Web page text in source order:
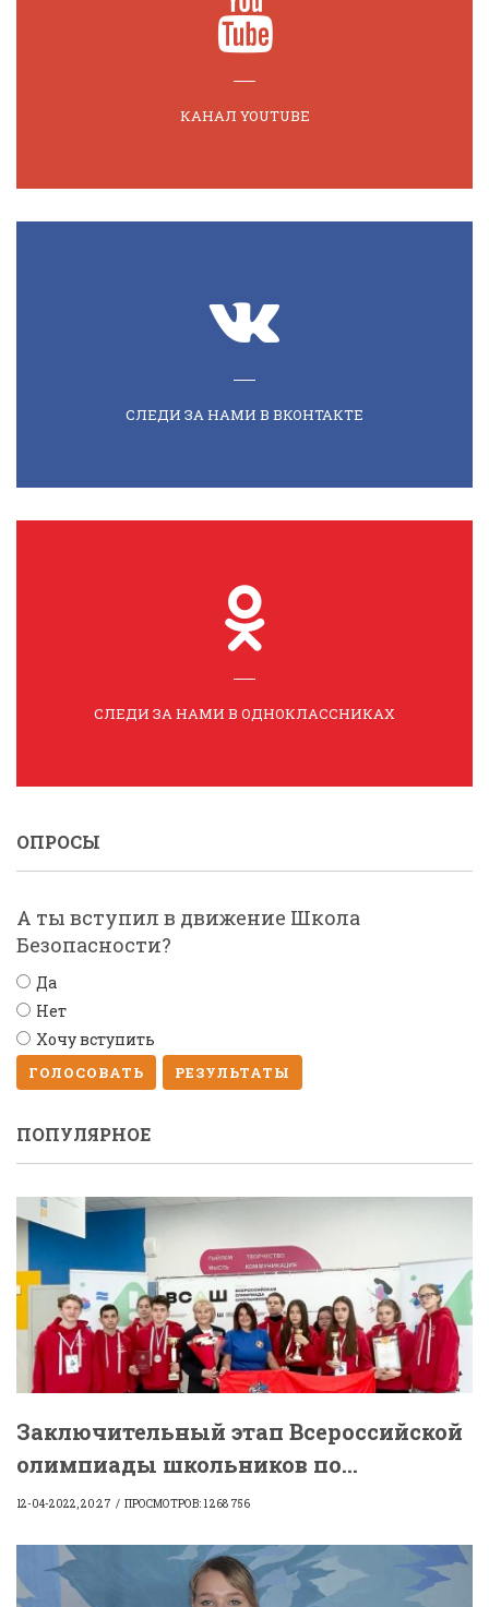
КАНАЛ YOUTUBE
СЛЕДИ ЗА НАМИ В ВКОНТАКТЕ
СЛЕДИ ЗА НАМИ В ОДНОКЛАССНИКАХ
ОПРОСЫ
А ты вступил в движение Школа
Безопасности?
Да
Нет
Хочу вступить
ГОЛОСОВАТЬ РЕЗУЛЬТАТЫ
ПОПУЛЯРНОЕ
Заключительный этап Всероссийской
олимпиады школьников по...
12-04-2022, 20:27 ПРОСМОТРОВ: 1 268 756